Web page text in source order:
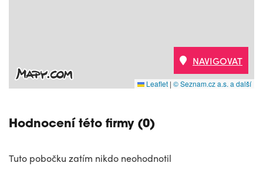
Leaflet | © Seznam.cz a.s. a další
NAVIGOVAT
Hodnocení této firmy (0)
Tuto pobočku zatím nikdo neohodnotil